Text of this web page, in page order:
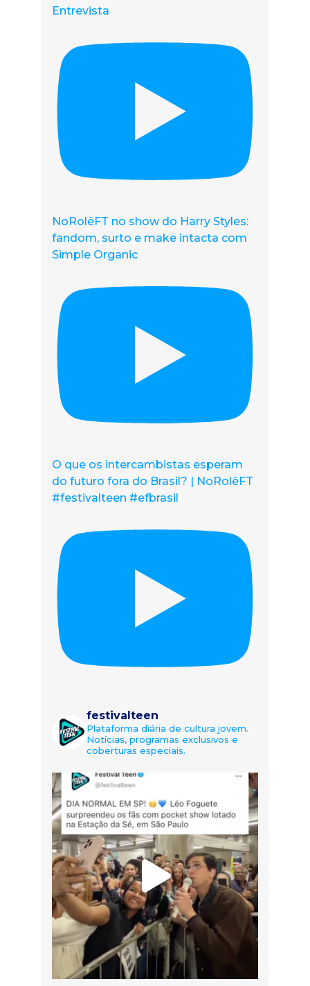
Entrevista
NoRolêFT no show do Harry Styles:
fandom, surto e make intacta com
Simple Organic
O que os intercambistas esperam
do futuro fora do Brasil? | NoRolêFT
#festivalteen #efbrasil
festivalteen
Plataforma diária de cultura jovem.
Notícias, programas exclusivos e
coberturas especiais.